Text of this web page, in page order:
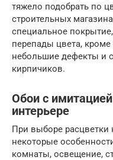
тяжело подобрать по
строительных
специальное
перепады цвета,
небольшие дефекты и
кирпичиков.
Обои с
интерьере
При выборе расцветки
некоторые
комнаты, освещение,